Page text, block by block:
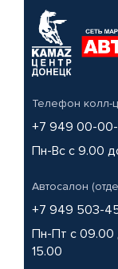
Телефон колл-
+7 949 00-
Пн-Вс с 9.00
Автосалон
+7 949 503-
Пн-Пт с 09.00
15.00